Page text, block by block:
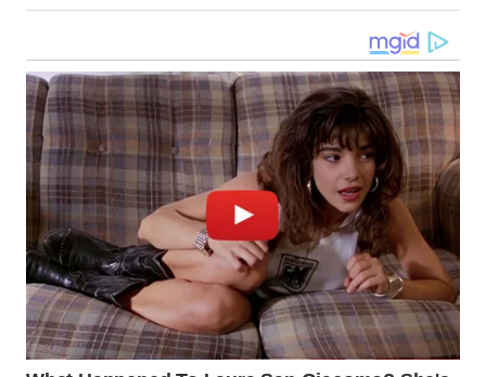
KALTARA
WN
KALSEL
WN
KALTIM
WN
SULSEL
WN